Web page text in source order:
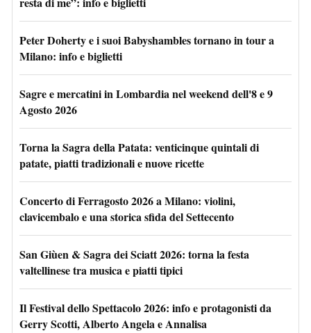
Peter Doherty e i suoi Babyshambles tornano in tour a
Milano: info e biglietti
Sagre e mercatini in Lombardia nel weekend dell'8 e 9
Agosto 2026
Torna la Sagra della Patata: venticinque quintali di
patate, piatti tradizionali e nuove ricette
Concerto di Ferragosto 2026 a Milano: violini,
clavicembalo e una storica sfida del Settecento
San Giùen & Sagra dei Sciatt 2026: torna la festa
valtellinese tra musica e piatti tipici
Il Festival dello Spettacolo 2026: info e protagonisti da
Gerry Scotti, Alberto Angela e Annalisa